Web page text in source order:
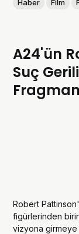
Haber Film
A24'ün
Suç
Fragman
Robert
figürlerinden
vizyona girmeye